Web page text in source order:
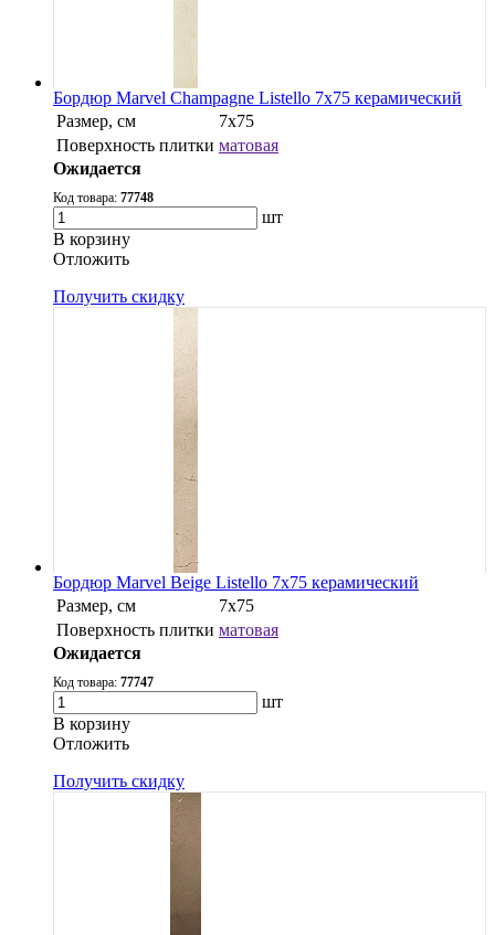
Бордюр Marvel Champagne Listello 7x75 керамический
Размер, см
7x75
Поверхность плитки матовая
Ожидается
Код товара: 77748
шт
В корзину
Oтложить
Получить скидку
Бордюр Marvel Beige Listello 7x75 керамический
Размер, см
7x75
Поверхность плитки матовая
Ожидается
Код товара: 77747
шт
В корзину
Oтложить
Получить скидку